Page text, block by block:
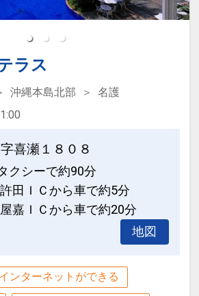
円もお得！
ブ＆シューズセットの割
常６，６００円 → ３，
まれます。
おもてなし
ベビーベッド＆ベビーガ
し出し♪（数量限定 ／ 事
要です）
ツイン対応可（部屋タイプ
予約が必要です）
問合せ・ご要望等メモ」
ラス
沖縄本島北部
名護
喜瀬１８０８
クシーで約90分
田ＩＣから車で約5分
嘉ＩＣから車で約20分
地図
インターネットができる